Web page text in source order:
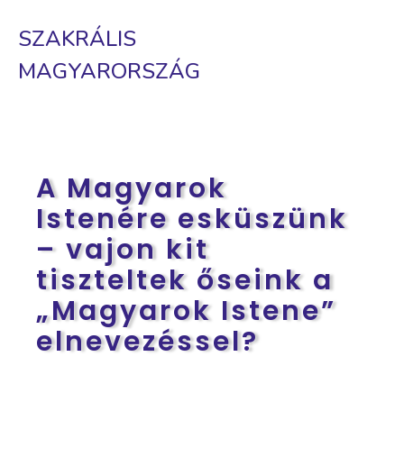
SZAKRÁLIS
MAGYARORSZÁG
A Magyarok
Istenére esküszünk
– vajon kit
tiszteltek őseink a
„Magyarok Istene”
elnevezéssel?